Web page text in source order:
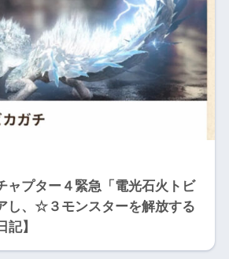
ャプター４緊急「電光石火トビ
し、☆３モンスターを解放する
記】